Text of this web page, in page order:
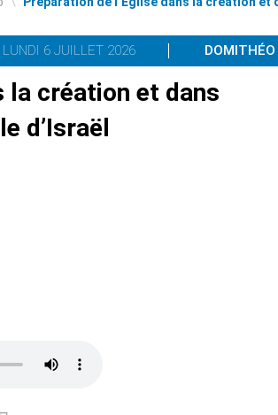
LUNDI 6 JUILLET 2026 DOMITHÉO
la création et dans
d’Israël